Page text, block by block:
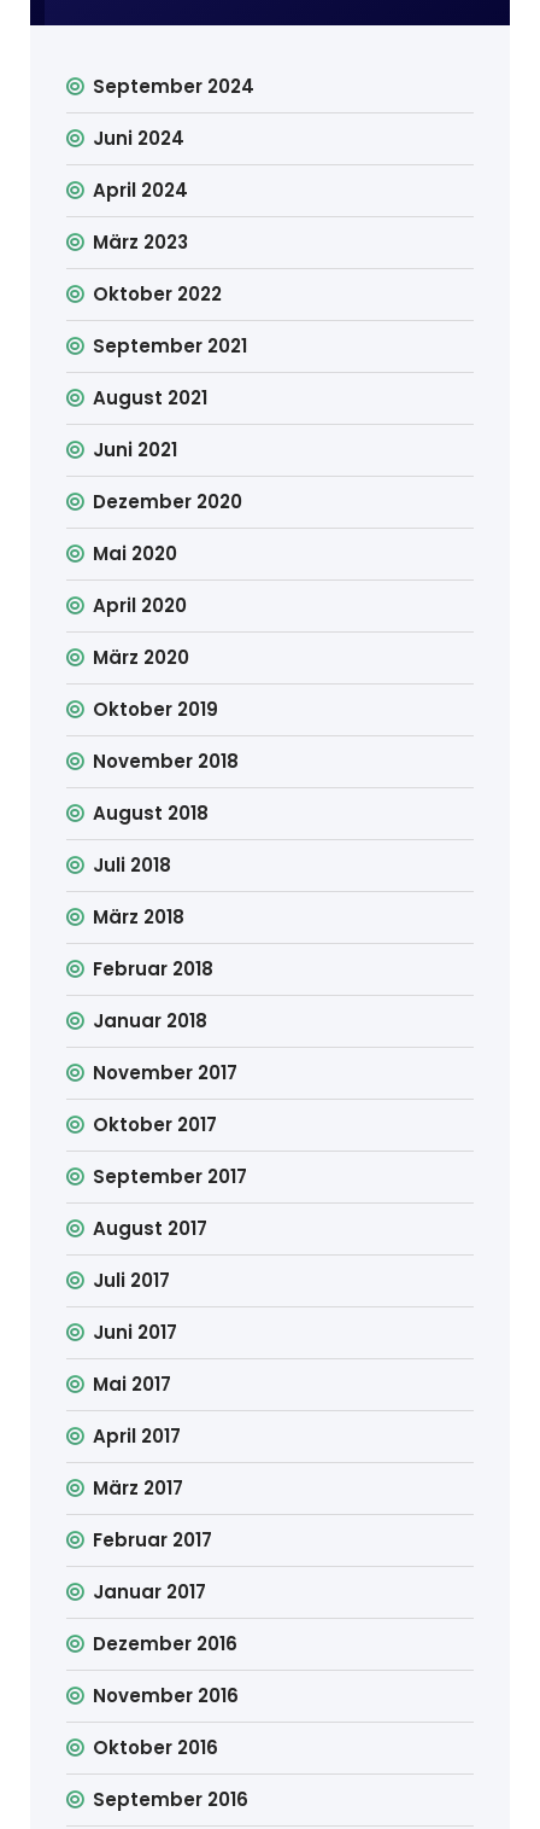
September 2024
Juni 2024
April 2024
März 2023
Oktober 2022
September 2021
August 2021
Juni 2021
Dezember 2020
Mai 2020
April 2020
März 2020
Oktober 2019
November 2018
August 2018
Juli 2018
März 2018
Februar 2018
Januar 2018
November 2017
Oktober 2017
September 2017
August 2017
Juli 2017
Juni 2017
Mai 2017
April 2017
März 2017
Februar 2017
Januar 2017
Dezember 2016
November 2016
Oktober 2016
September 2016